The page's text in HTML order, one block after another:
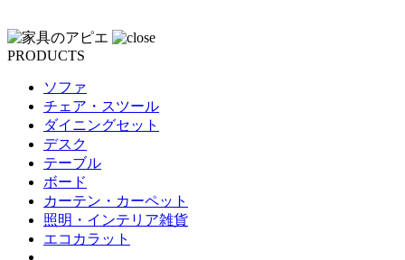
PRODUCTS
ソファ
チェア・スツール
ダイニングセット
デスク
テーブル
ボード
カーテン・カーペット
照明・インテリア雑貨
エコカラット